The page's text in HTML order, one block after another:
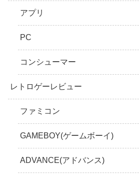
アプリ
PC
コンシューマー
レトロゲーレビュー
ファミコン
GAMEBOY(ゲームボーイ)
ADVANCE(アドバンス)